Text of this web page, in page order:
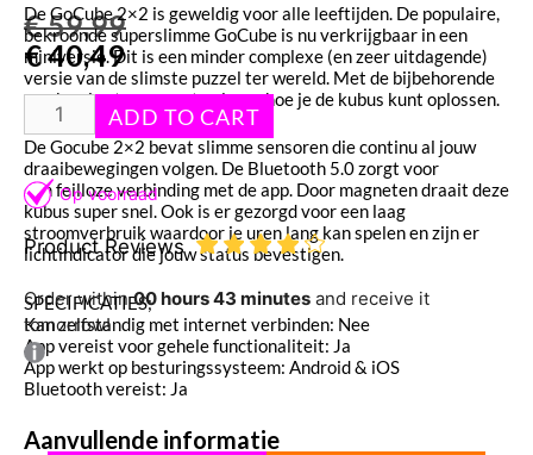
De GoCube 2×2 is geweldig voor alle leeftijden. De populaire,
bekroonde superslimme GoCube is nu verkrijgbaar in een
miniversie. Dit is een minder complexe (en zeer uitdagende)
versie van de slimste puzzel ter wereld. Met de bijbehorende
app kun je stap voor stap leren hoe je de kubus kunt oplossen.
De Gocube 2×2 bevat slimme sensoren die continu al jouw
draaibewegingen volgen. De Bluetooth 5.0 zorgt voor
een feilloze verbinding met de app. Door magneten draait deze
kubus super snel. Ook is er gezorgd voor een laag
stroomverbruik waardoor je uren lang kan spelen en zijn er
lichtindicator die jouw status bevestigen.
SPECIFICATIES;
Kan zelfstandig met internet verbinden: Nee
App vereist voor gehele functionaliteit: Ja
App werkt op besturingssysteem: Android & iOS
Bluetooth vereist: Ja
Aanvullende informatie
€59,99
€40,49
Product Reviews
Order within00 hours 43 minutes and receive it
tomorrow!